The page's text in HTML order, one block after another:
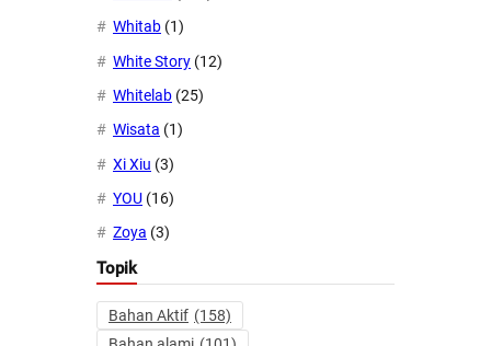
Whitab (1)
White Story (12)
Whitelab (25)
Wisata (1)
Xi Xiu (3)
YOU (16)
Zoya (3)
Topik
Bahan Aktif (158)